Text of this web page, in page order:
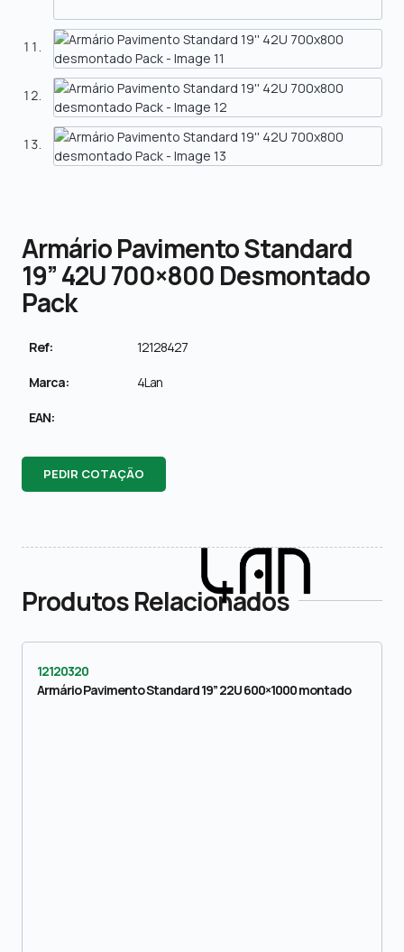
Armário Pavimento Standard
19” 42U 700×800 Desmontado
Pack
Ref: 12128427
Marca: 4Lan
EAN:
PEDIR COTAÇÃO
Produtos Relacionados
12120320
Armário Pavimento Standard 19” 22U 600×1000 montado